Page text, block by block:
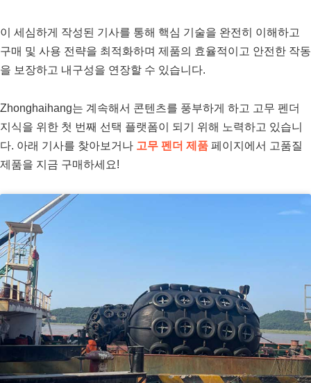
이 세심하게 작성된 기사를 통해 핵심 기술을 완전히 이해하고
구매 및 사용 전략을 최적화하며 제품의 효율적이고 안전한 작동
을 보장하고 내구성을 연장할 수 있습니다.
Zhonghaihang는 계속해서 콘텐츠를 풍부하게 하고 고무 펜더
지식을 위한 첫 번째 선택 플랫폼이 되기 위해 노력하고 있습니
다. 아래 기사를 찾아보거나 고무 펜더 제품 페이지에서 고품질
제품을 지금 구매하세요!